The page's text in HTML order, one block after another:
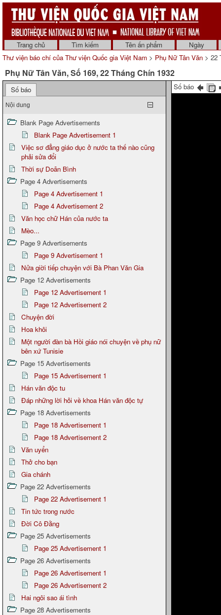
Trang chủ Tìm kiếm Tên ấn phẩm
Ngày
Thư viện báo chí của Thư viện Quốc gia Việt Nam > Phụ Nữ Tân Văn > 22
Phụ Nữ Tân Văn, Số 169, 22 Tháng Chín 1932
Số báo
Nội dung
Blank Page Advertisements
Blank Page Advertisement 1
Việc sơ đẳng giáo dục ở nước ta thế nào cũng
phải sửa đổi
Thời sự Doãn Bình
Page 4 Advertisements
Page 4 Advertisement 1
Page 4 Advertisement 2
Văn học chữ Hán của nước ta
Mèo...
Page 9 Advertisements
Page 9 Advertisement 1
Nửa giời tiếp chuyện với Bà Phan Văn Gia
Page 12 Advertisements
Page 12 Advertisement 1
Page 12 Advertisement 2
Chuyện đời
Hoa khôi
Một người đàn bà Hồi giáo nói chuyện về phụ nữ
bên xứ Tunisie
Page 15 Advertisements
Page 15 Advertisement 1
Hán văn độc tu
Đáp những lời hỏi về khoa Hán văn độc tự
Page 18 Advertisements
Page 18 Advertisement 1
Page 18 Advertisement 2
Văn uyển
Thở cho bạn
Gia chánh
Page 22 Advertisements
Page 22 Advertisement 1
Tin tức trong nước
Đời Cô Đằng
Page 25 Advertisements
Page 25 Advertisement 1
Page 26 Advertisements
Page 26 Advertisement 1
Page 26 Advertisement 2
Hai ngôi sao ái tình
Page 28 Advertisements
Số báo